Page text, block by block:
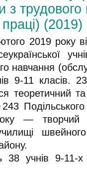
з
(2019)
2019 року
навчання
9-11 класів.
теоретичний
Подільського
— творчий
38 учнів 9-11-